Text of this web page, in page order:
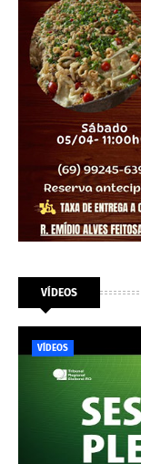
VÍDEOS
VÍDEOS